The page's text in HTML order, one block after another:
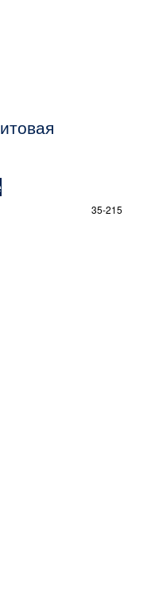
35-215